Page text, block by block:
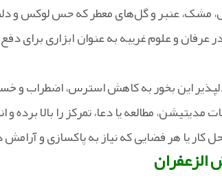
مشک، عنبر و گل‌های معطر که حس لوکس و
عرفان و علوم غریبه به عنوان ابزاری
این بخور به کاهش استرس، اضطراب
مدیتیشن، مطالعه یا دعا، تمرکز را بالا
کار یا هر فضایی که نیاز به پاکسازی و
الزعفران